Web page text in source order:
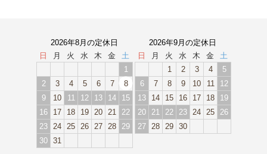
2026年8月の定休日
日
月 火 水 木 金
土
1
2
3 4 5 6 7
8
9
10 11 12 13 14
15
16
17 18 19 20 21
22
23
24 25 26 27 28
29
30 31
2026年9月の定休日
日
月 火 水 木 金
土
1
2 3 4
5
6
7 8 9 10 11
12
13
14 15 16 17 18
19
20
21 22 23 24 25
26
27
28 29 30